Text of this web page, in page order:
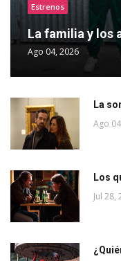
Estrenos
La familia y los
Ago 04, 2026
La
Ago
Los
Jul 28,